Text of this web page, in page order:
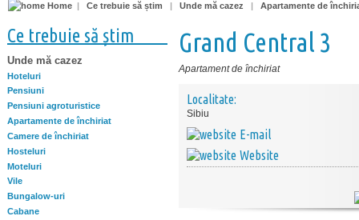
Home | Ce trebuie să știm | Unde mă cazez | Apartamente de
Ce trebuie să știm
Unde mă cazez
Hoteluri
Pensiuni
Pensiuni agroturistice
Apartamente de închiriat
Camere de închiriat
Hosteluri
Moteluri
Vile
Bungalow-uri
Cabane
Grand Central 3
Apartament de închiriat
Localitate:
Sibiu
E-mail
Website